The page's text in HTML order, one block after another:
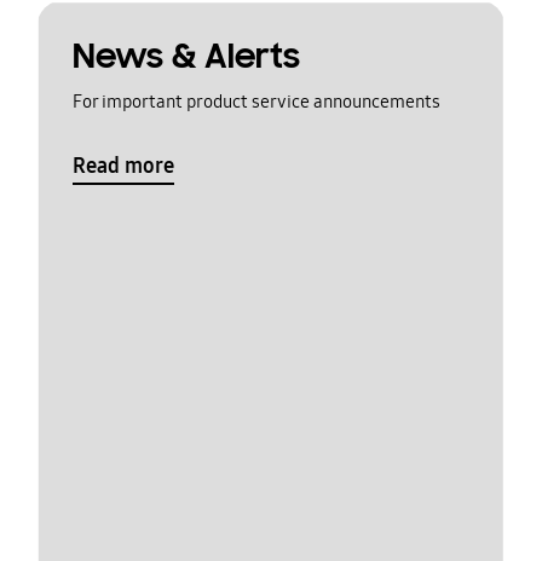
News & Alerts
For important product service announcements
Read more